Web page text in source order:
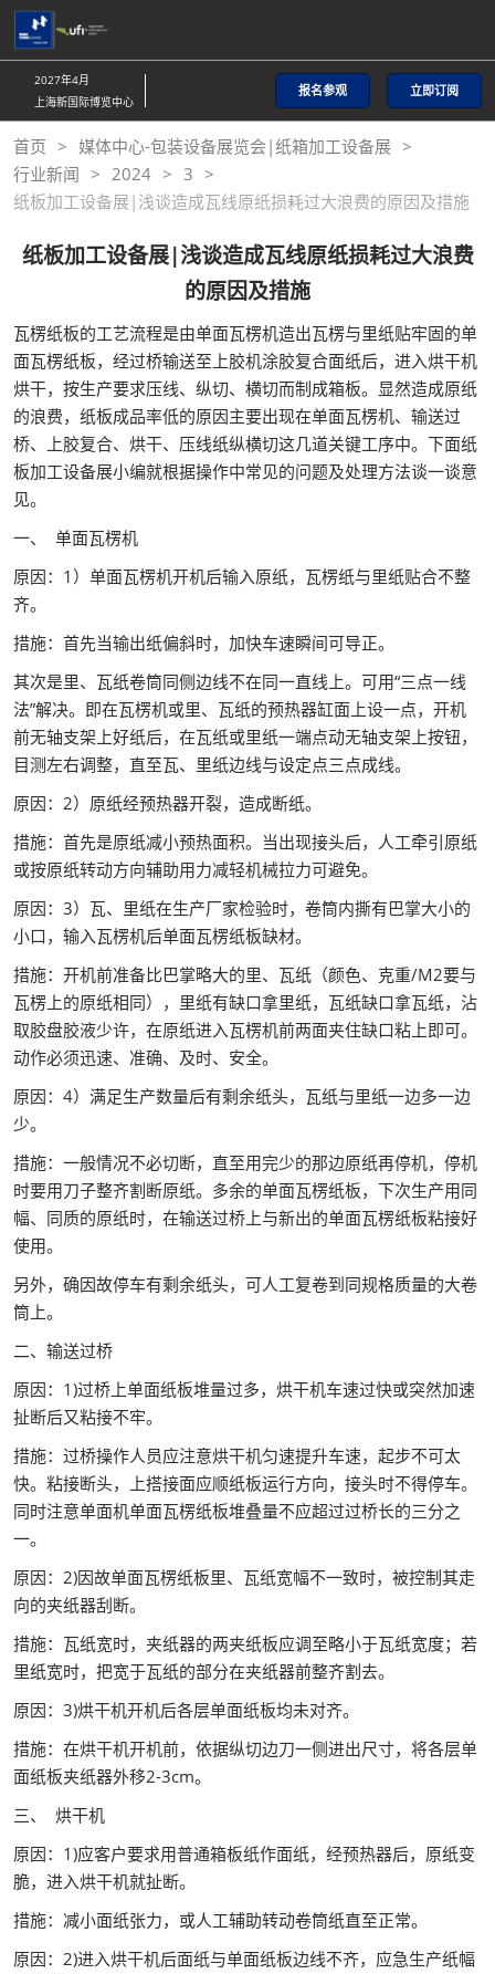
直
接
跳
至
内
容
2027年4月
上海新国际博览中心
报名参观 立即订阅
首页
媒体中心-包装设备展览会|纸箱加工设备展
行业新闻
2024
3
纸板加工设备展|浅谈造成瓦线原纸损耗过大浪费的原因及措施
纸板加工设备展|浅谈造成瓦线原纸损耗过大浪费
的原因及措施
瓦楞纸板的工艺流程是由单面瓦楞机造出瓦楞与里纸贴牢固的单
面瓦楞纸板，经过桥输送至上胶机涂胶复合面纸后，进入烘干机
烘干，按生产要求压线、纵切、横切而制成箱板。显然造成原纸
的浪费，纸板成品率低的原因主要出现在单面瓦楞机、输送过
桥、上胶复合、烘干、压线纸纵横切这几道关键工序中。下面纸
板加工设备展小编就根据操作中常见的问题及处理方法谈一谈意
见。
一、 单面瓦楞机
原因：1）单面瓦楞机开机后输入原纸，瓦楞纸与里纸贴合不整
齐。
措施：首先当输出纸偏斜时，加快车速瞬间可导正。
其次是里、瓦纸卷筒同侧边线不在同一直线上。可用“三点一线
法”解决。即在瓦楞机或里、瓦纸的预热器缸面上设一点，开机
前无轴支架上好纸后，在瓦纸或里纸一端点动无轴支架上按钮，
目测左右调整，直至瓦、里纸边线与设定点三点成线。
原因：2）原纸经预热器开裂，造成断纸。
措施：首先是原纸减小预热面积。当出现接头后，人工牵引原纸
或按原纸转动方向辅助用力减轻机械拉力可避免。
原因：3）瓦、里纸在生产厂家检验时，卷筒内撕有巴掌大小的
小口，输入瓦楞机后单面瓦楞纸板缺材。
措施：开机前准备比巴掌略大的里、瓦纸（颜色、克重/M2要与
瓦楞上的原纸相同），里纸有缺口拿里纸，瓦纸缺口拿瓦纸，沾
取胶盘胶液少许，在原纸进入瓦楞机前两面夹住缺口粘上即可。
动作必须迅速、准确、及时、安全。
原因：4）满足生产数量后有剩余纸头，瓦纸与里纸一边多一边
少。
措施：一般情况不必切断，直至用完少的那边原纸再停机，停机
时要用刀子整齐割断原纸。多余的单面瓦楞纸板，下次生产用同
幅、同质的原纸时，在输送过桥上与新出的单面瓦楞纸板粘接好
使用。
另外，确因故停车有剩余纸头，可人工复卷到同规格质量的大卷
筒上。
二、输送过桥
原因：1)过桥上单面纸板堆量过多，烘干机车速过快或突然加速
扯断后又粘接不牢。
措施：过桥操作人员应注意烘干机匀速提升车速，起步不可太
快。粘接断头，上搭接面应顺纸板运行方向，接头时不得停车。
同时注意单面机单面瓦楞纸板堆叠量不应超过过桥长的三分之
一。
原因：2)因故单面瓦楞纸板里、瓦纸宽幅不一致时，被控制其走
向的夹纸器刮断。
措施：瓦纸宽时，夹纸器的两夹纸板应调至略小于瓦纸宽度；若
里纸宽时，把宽于瓦纸的部分在夹纸器前整齐割去。
原因：3)烘干机开机后各层单面纸板均未对齐。
措施：在烘干机开机前，依据纵切边刀一侧进出尺寸，将各层单
面纸板夹纸器外移2-3cm。
三、 烘干机
原因：1)应客户要求用普通箱板纸作面纸，经预热器后，原纸变
脆，进入烘干机就扯断。
措施：减小面纸张力，或人工辅助转动卷筒纸直至正常。
原因：2)进入烘干机后面纸与单面纸板边线不齐，应急生产纸幅